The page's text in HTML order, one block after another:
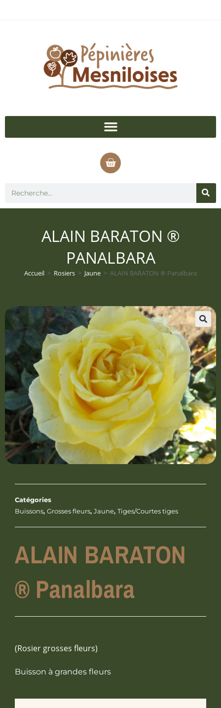
ALAIN BARATON ®
PANALBARA
Accueil > Rosiers > Jaune > ALAIN BARATON ® Panalbara
Catégories
Buissons, Grosses fleurs, Jaune, Tiges/Courtes tiges
ALAIN BARATON
® Panalbara
(Rosier grosses fleurs)
Buisson à grandes fleurs